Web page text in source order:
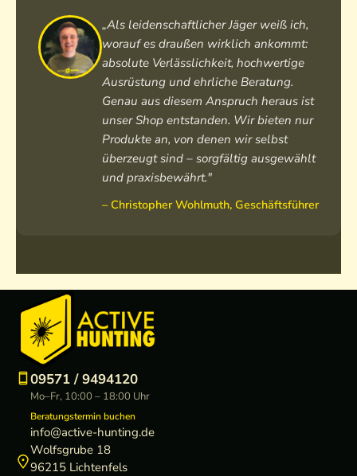
„Als leidenschaftlicher Jäger weiß ich,
worauf es draußen wirklich ankommt:
absolute Verlässlichkeit, hochwertige
Ausrüstung und ehrliche Beratung.
Genau aus diesem Anspruch heraus ist
unser Shop entstanden. Wir bieten nur
Produkte an, von denen wir selbst
überzeugt sind – sorgfältig ausgewählt
und praxisbewährt."
– Christopher Wohlmuth, Geschäftsführer
09571 / 9494120
Mo–Fr, 10:00 – 18:00 Uhr
Beratungstermin buchen
info@active-hunting.de
Wolfsgrube 18
96215 Lichtenfels